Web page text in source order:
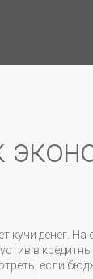
кучи денег.
в
если